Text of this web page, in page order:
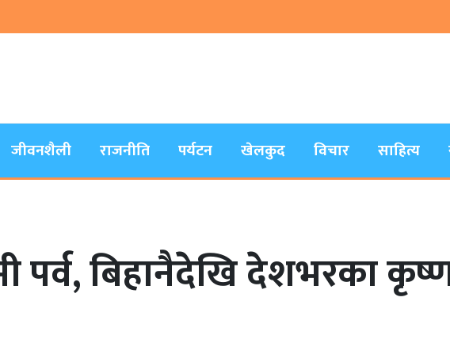
जीवनशैली राजनीति पर्यटन खेलकुद विचार साहित्य
पर्व, बिहानैदेखि देशभरका